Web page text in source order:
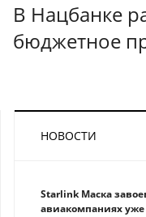
В Нацбанке
бюджетное
НОВОСТИ
Starlink Маска
авиакомпаниях уже